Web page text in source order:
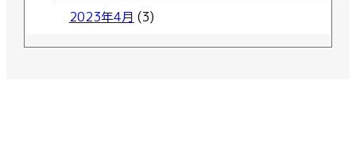
2023年4月 (3)